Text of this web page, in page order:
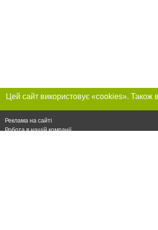
Реклама на сайті
Робота в нашій компанії